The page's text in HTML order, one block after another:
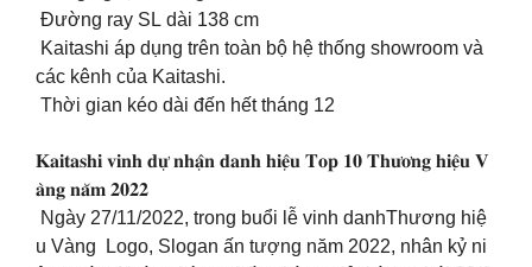
Đường ray SL dài 138 cm
Kaitashi áp dụng trên toàn bộ hệ thống showroom và
các kênh của Kaitashi.
Thời gian kéo dài đến hết tháng 12
𝐊𝐚𝐢𝐭𝐚𝐬𝐡𝐢 𝐯𝐢𝐧𝐡 𝐝𝐮̛̣ 𝐧𝐡𝐚̣̂𝐧 𝐝𝐚𝐧𝐡 𝐡𝐢𝐞̣̂𝐮 𝐓𝐨𝐩 𝟏𝟎 𝐓𝐡𝐮̛𝐨̛𝐧𝐠 𝐡𝐢𝐞̣̂𝐮 𝐕
𝐚̀𝐧𝐠 𝐧𝐚̆𝐦 𝟐𝟎𝟐𝟐
Ngày 27/11/2022, trong buổi lễ vinh danhThương hiệ
u Vàng Logo, Slogan ấn tượng năm 2022, nhân kỷ ni